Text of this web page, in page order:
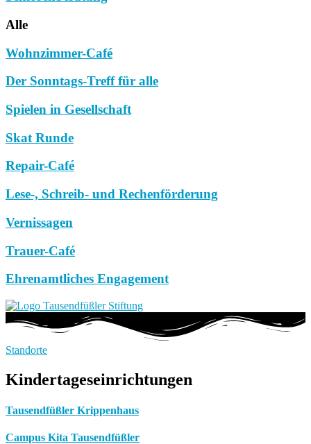
Alle
Wohnzimmer-Café
Der Sonntags-Treff für alle
Spielen in Gesellschaft
Skat Runde
Repair-Café
Lese-, Schreib- und Rechenförderung
Vernissagen
Trauer-Café
Ehrenamtliches Engagement
Standorte
Kindertageseinrichtungen
Tausendfüßler Krippenhaus
Campus Kita Tausendfüßler